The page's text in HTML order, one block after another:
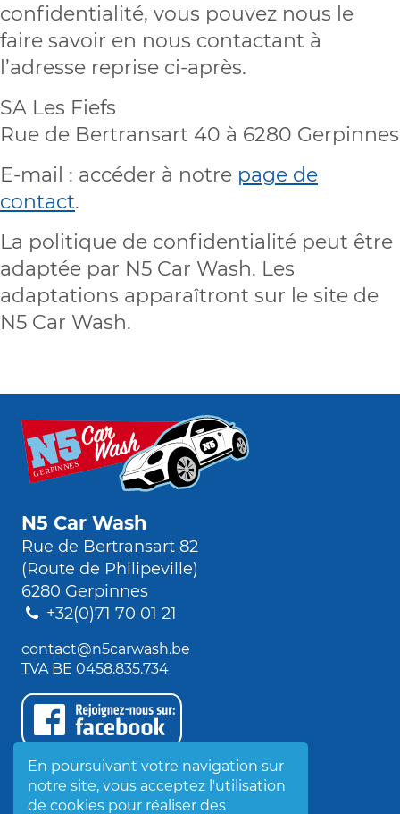
confidentialité, vous pouvez nous le
faire savoir en nous contactant à
l’adresse reprise ci-après.
SA Les Fiefs
Rue de Bertransart 40 à 6280 Gerpinnes
E-mail : accéder à notre page de
contact.
La politique de confidentialité peut être
adaptée par N5 Car Wash. Les
adaptations apparaîtront sur le site de
N5 Car Wash.
N5 Car Wash
Rue de Bertransart 82
(Route de Philipeville)
6280 Gerpinnes
+32(0)71 70 01 21
contact@n5carwash.be
TVA BE 0458.835.734
Ouvert tous les jours
de 9h à 18h30
En poursuivant votre navigation sur
notre site, vous acceptez l'utilisation
de cookies pour réaliser des